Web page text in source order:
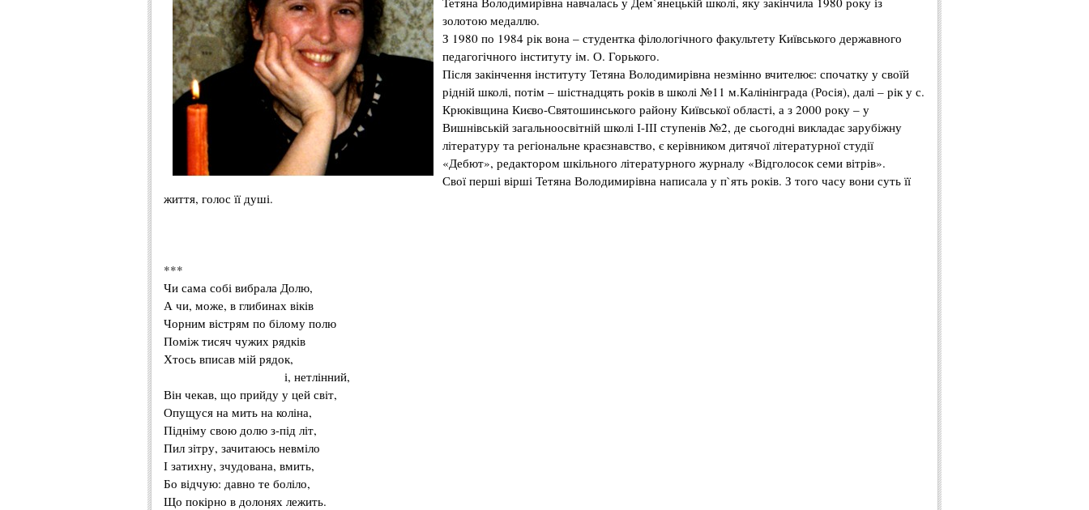
золотою медаллю.
З 1980 по 1984 ріквона – студентка філологічного факультету Київського державного
педагогічного інституту ім. О. Горького.
Після закінчення інституту Тетяна Володимирівна незмінно вчителює: спочатку у своїй
рідній школі, потім – шістнадцять років в школі №11 м.Калінінграда (Росія), далі – рік у с.
Крюківщина Києво-Святошинського району Київської області, а з 2000 року – у
Вишнівській загальноосвітній школі І-ІІІ ступенів №2, де сьогодні викладає зарубіжну
літературу та регіональне краєзнавство, єкерівником дитячої літературної студії
«Дебют», редактором шкільного літературного журналу «Відголосок семи вітрів».
Свої перші вірші Тетяна Володимирівна написала у п`ять років. З того часу вони суть її
життя, голос її душі.
***
Чи сама собі вибрала Долю,
А чи, може, в глибинах віків
Чорним вістрям по білому полю
Поміж тисяч чужих рядків
Хтось вписав мій рядок,
і, нетлінний,
Він чекав, що прийду у цей світ,
Опущуся на мить на коліна,
Підніму свою долю з-під літ,
Пил зітру, зачитаюсь невміло
І затихну, зчудована, вмить,
Бо відчую: давно те боліло,
Що покірно в долонях лежить.